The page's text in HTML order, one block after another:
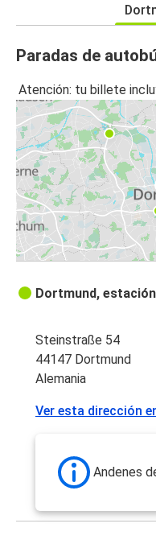
Paradas de
Atención: tu billete
Dortmund,
Steinstraße 54
44147 Dortmund
Alemania
Ver esta dirección
Andenes